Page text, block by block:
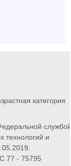
категория
службой
технологий и
77 - 75795